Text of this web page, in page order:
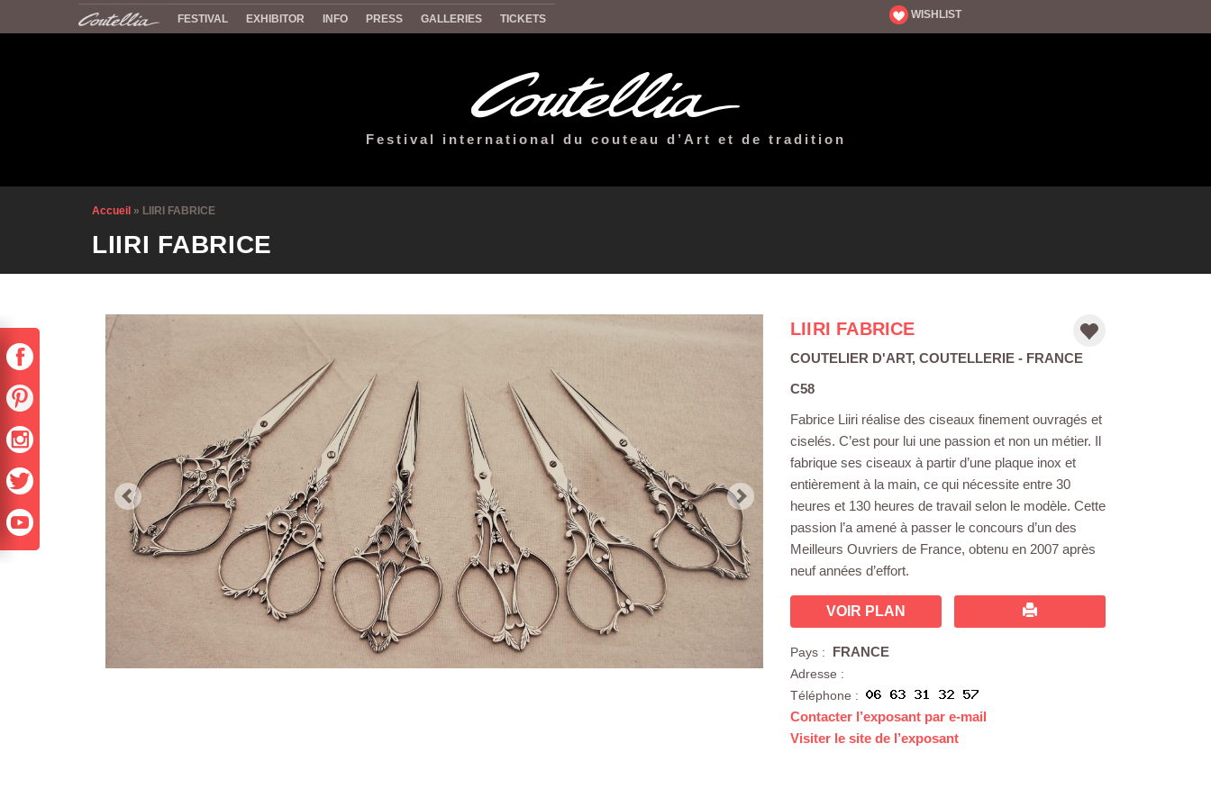
FESTIVAL EXHIBITOR INFO PRESS GALLERIES TICKETS WISHLIST
Festival international du couteau d’Art et de tradition
Accueil » LIIRI FABRICE
LIIRI FABRICE
LIIRI FABRICE
COUTELIER D'ART, COUTELLERIE - FRANCE
C58
Fabrice Liiri réalise des ciseaux finement ouvragés et
ciselés. C’est pour lui une passion et non un métier. Il
fabrique ses ciseaux à partir d’une plaque inox et
entièrement à la main, ce qui nécessite entre 30
heures et 130 heures de travail selon le modèle. Cette
passion l’a amené à passer le concours d’un des
Meilleurs Ouvriers de France, obtenu en 2007 après
neuf années d’effort.
VOIR PLAN
Pays : FRANCE
Adresse :
Téléphone :
Contacter l’exposant par e-mail
Visiter le site de l’exposant